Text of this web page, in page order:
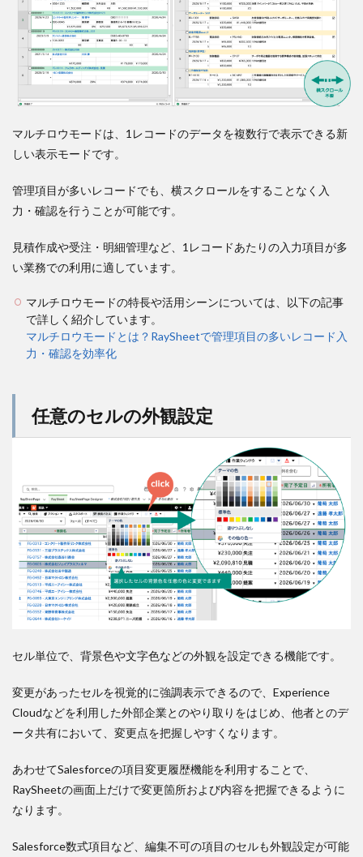
マルチロウモードは、1レコードのデータを複数行で表示できる新
しい表示モードです。
管理項目が多いレコードでも、横スクロールをすることなく入
力・確認を行うことが可能です。
見積作成や受注・明細管理など、1レコードあたりの入力項目が多
い業務での利用に適しています。
マルチロウモードの特長や活用シーンについては、以下の記事
で詳しく紹介しています。
マルチロウモードとは？RaySheetで管理項目の多いレコード入
力・確認を効率化
任意のセルの外観設定
セル単位で、背景色や文字色などの外観を設定できる機能です。
変更があったセルを視覚的に強調表示できるので、Experience
Cloudなどを利用した外部企業とのやり取りをはじめ、他者とのデ
ータ共有において、変更点を把握しやすくなります。
あわせてSalesforceの項目変更履歴機能を利用することで、
RaySheetの画面上だけで変更箇所および内容を把握できるように
なります。
Salesforce数式項目など、編集不可の項目のセルも外観設定が可能